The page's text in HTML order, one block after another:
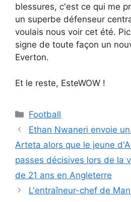
blessures, c'est ce qui me
un superbe défenseur
voulais nous voir cet été.
signe de toute façon un
Everton.
Et le reste, EsteWOW !
Catégories
Football
Ethan Nwaneri envoie
Arteta alors que le jeune
passes décisives lors de la
de 21 ans en Angleterre
L'entraîneur-chef de